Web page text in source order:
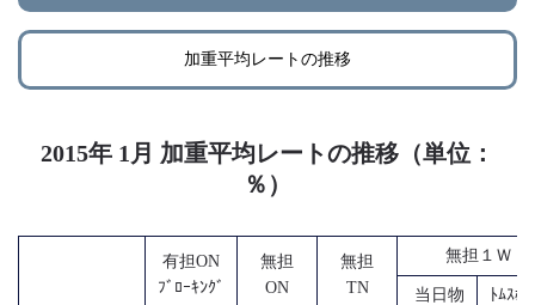
加重平均レートの推移
2015年 1月 加重平均レートの推移（単位：
％）
有担ON
ﾌﾞﾛｰｷﾝｸﾞ
無担
ON
無担
TN
無担１Ｗ
当日物 ﾄﾑｽﾎ